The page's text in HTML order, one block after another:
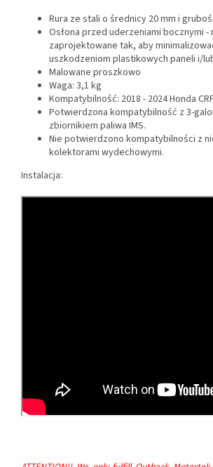
Rura ze stali o średnicy 20 mm i
Osłona przed uderzeniami bocznymi -
zaprojektowane tak, aby
uszkodzeniom plastikowych paneli i/
Malowane proszkowo
Waga: 3,1 kg
Kompatybilność: 2018 - 2024 Honda
Potwierdzona kompatybilność z 3-
zbiornikiem paliwa IMS.
Nie potwierdzono kompatybilności z
kolektorami wydechowymi.
Instalacja: